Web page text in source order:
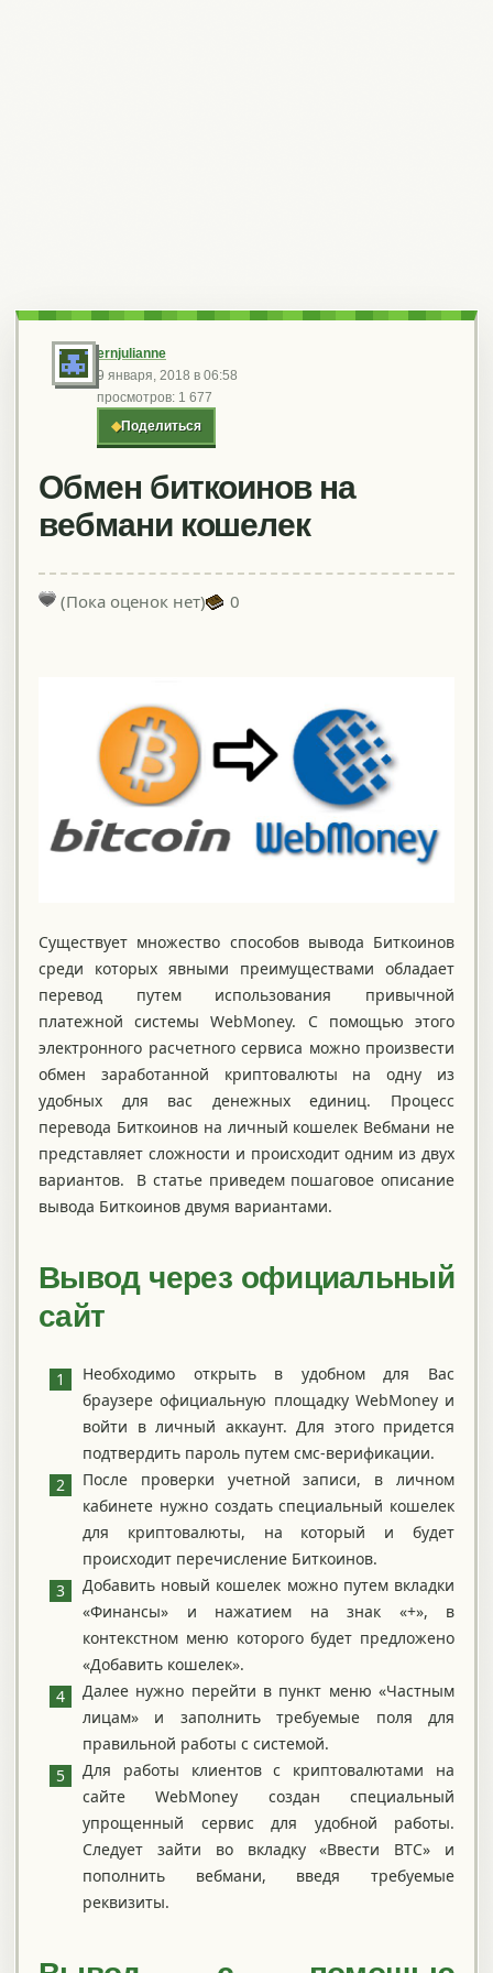
ernjulianne
9 января, 2018 в 06:58
просмотров: 1 677
◆Поделиться
Обмен биткоинов на
вебмани кошелек
(Пока оценок нет) 0
Существует множество способов вывода Биткоинов
среди которых явными преимуществами обладает
перевод путем использования привычной
платежной системы WebMoney. С помощью этого
электронного расчетного сервиса можно произвести
обмен заработанной криптовалюты на одну из
удобных для вас денежных единиц. Процесс
перевода Биткоинов на личный кошелек Вебмани не
представляет сложности и происходит одним из двух
вариантов. В статье приведем пошаговое описание
вывода Биткоинов двумя вариантами.
Вывод через официальный
сайт
Необходимо открыть в удобном для Вас
браузере официальную площадку WebMoney и
войти в личный аккаунт. Для этого придется
подтвердить пароль путем смс-верификации.
После проверки учетной записи, в личном
кабинете нужно создать специальный кошелек
для криптовалюты, на который и будет
происходит перечисление Биткоинов.
Добавить новый кошелек можно путем вкладки
«Финансы» и нажатием на знак «+», в
контекстном меню которого будет предложено
«Добавить кошелек».
Далее нужно перейти в пункт меню «Частным
лицам» и заполнить требуемые поля для
правильной работы с системой.
Для работы клиентов с криптовалютами на
сайте WebMoney создан специальный
упрощенный сервис для удобной работы.
Следует зайти во вкладку «Ввести ВТС» и
пополнить вебмани, введя требуемые
реквизиты.